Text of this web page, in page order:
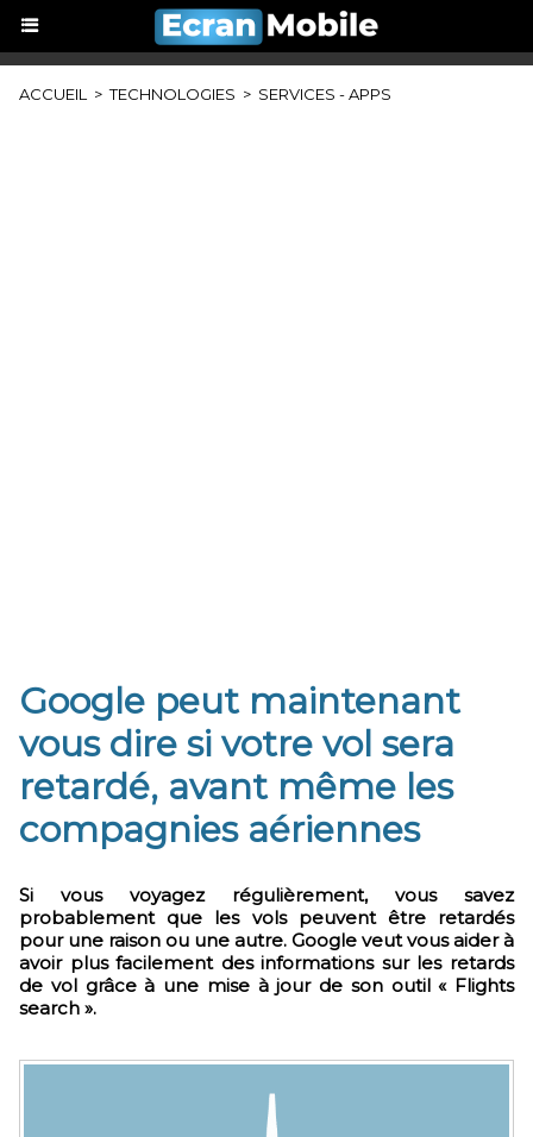
ACCUEIL > TECHNOLOGIES > SERVICES - APPS
Google peut maintenant
vous dire si votre vol sera
retardé, avant même les
compagnies aériennes
Si vous voyagez régulièrement, vous savez
probablement que les vols peuvent être retardés
pour une raison ou une autre. Google veut vous aider à
avoir plus facilement des informations sur les retards
de vol grâce à une mise à jour de son outil « Flights
search ».